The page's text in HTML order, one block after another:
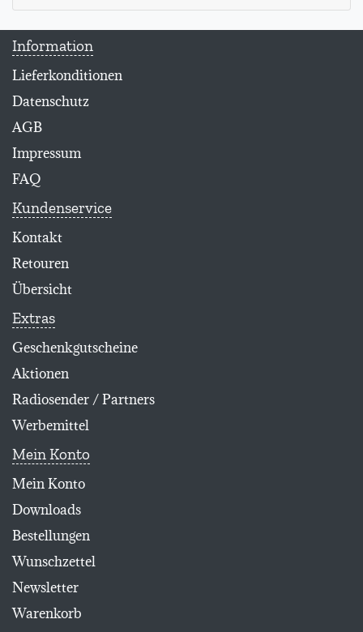
Information
Lieferkonditionen
Datenschutz
AGB
Impressum
FAQ
Kundenservice
Kontakt
Retouren
Übersicht
Extras
Geschenkgutscheine
Aktionen
Radiosender / Partners
Werbemittel
Mein Konto
Mein Konto
Downloads
Bestellungen
Wunschzettel
Newsletter
Warenkorb